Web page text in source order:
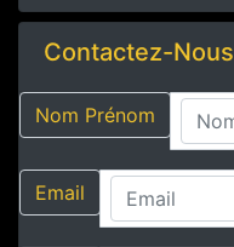
Contactez-Nous
Nom Prénom
Email